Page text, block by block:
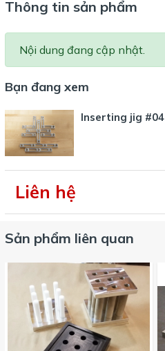
Thông tin sản phẩm
Nội dung đang cập nhật.
Bạn đang xem
Inserting jig #04
Liên hệ
Sản phẩm liên quan